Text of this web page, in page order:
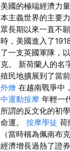
美國的極端經濟力
本主義世界的主要
眾長期以來一直不
時，美國進入了
了一支英國軍隊，
克。 新荷蘭人的名
殖民地擴展到了當
外燴 在越南戰爭中
中運動按摩 年輕一
所謂的反文化的初
命運。 按摩學徒 荷
（當時稱為佩南布
經濟增長過熱了證